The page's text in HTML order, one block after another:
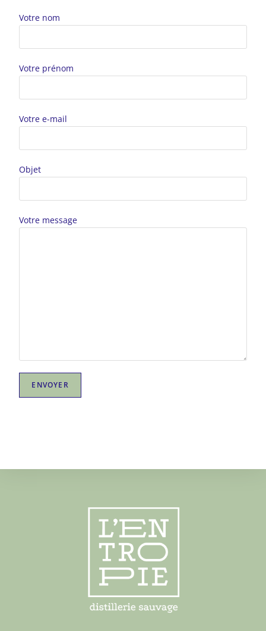
Votre nom
Votre prénom
Votre e-mail
Objet
Votre message